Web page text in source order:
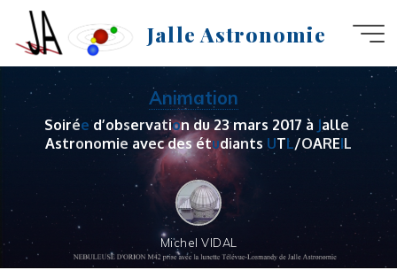
contenu
Jalle Astronomie
Animation
Soirée d’observationdu23mars 2017 à Jalle
Astronomie avecdesétudiants UTL/OAREIL
Michel VIDAL